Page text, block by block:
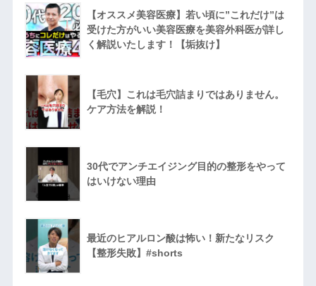
【オススメ美容医療】若い頃に”これだけ”は
受けた方がいい美容医療を美容外科医が詳し
く解説いたします！【垢抜け】
【毛穴】これは毛穴詰まりではありません。
ケア方法を解説！
30代でアンチエイジング目的の整形をやって
はいけない理由
最近のヒアルロン酸は怖い！新たなリスク
【整形失敗】#shorts